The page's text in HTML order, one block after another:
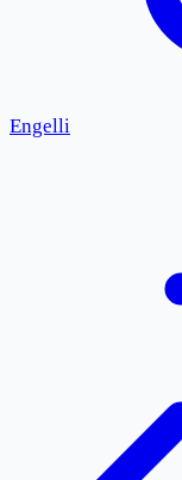
Engelli